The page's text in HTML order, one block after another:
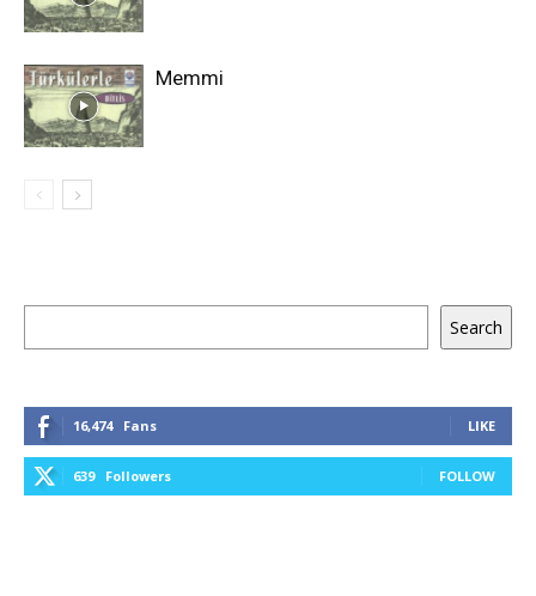
Memmi
Search
16,474 Fans LIKE
639 Followers FOLLOW